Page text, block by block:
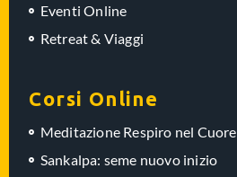
Eventi Online
Retreat & Viaggi
Corsi Online
Meditazione Respiro nel Cuore
Sankalpa: seme nuovo inizio